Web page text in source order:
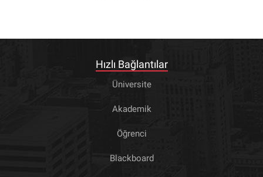
Hızlı Bağlantılar
Üniversite
Akademik
Öğrenci
Blackboard